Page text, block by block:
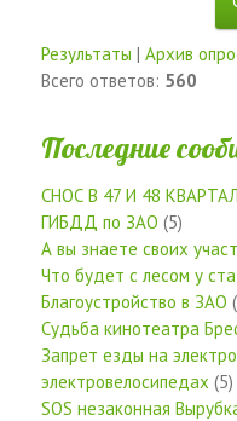
Результаты | Архив
Всего ответов: 560
Последние
СНОС В 47 И 48
ГИБДД по ЗАО (5)
А вы знаете своих
Что будет с лесом у
Благоустройство в ЗАО
Судьба кинотеатра
Запрет езды на
электровелосипедах (5)
SOS незаконная